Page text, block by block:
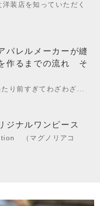
装店を知っていただく
パレルメーカーが縫
作るまでの流れ そ
り前すぎてわざわざ...
ジナルワンピース
（マグノリアコ